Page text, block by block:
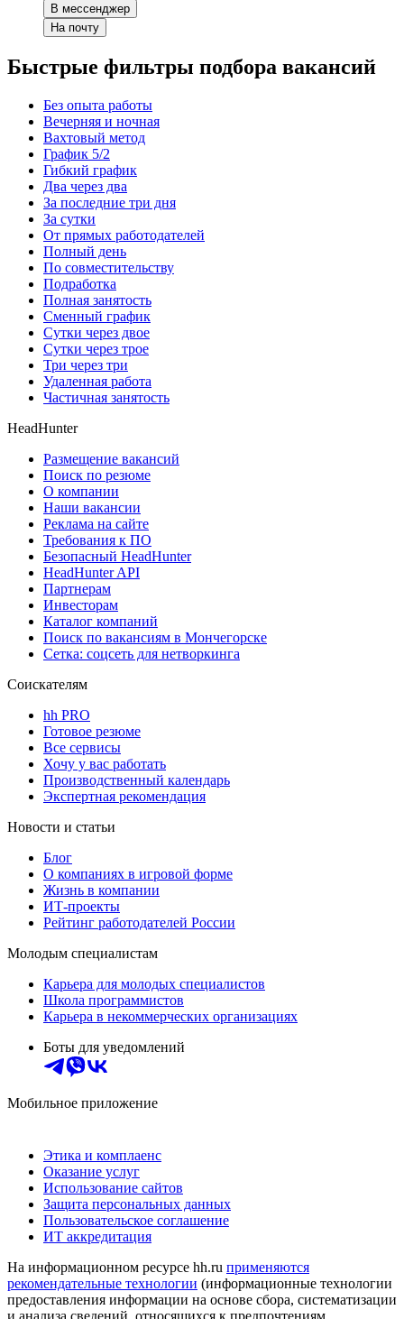
В мессенджер
На почту
Быстрые фильтры подбора вакансий
Без опыта работы
Вечерняя и ночная
Вахтовый метод
График 5/2
Гибкий график
Два через два
За последние три дня
За сутки
От прямых работодателей
Полный день
По совместительству
Подработка
Полная занятость
Сменный график
Сутки через двое
Сутки через трое
Три через три
Удаленная работа
Частичная занятость
HeadHunter
Размещение вакансий
Поиск по резюме
О компании
Наши вакансии
Реклама на сайте
Требования к ПО
Безопасный HeadHunter
HeadHunter API
Партнерам
Инвесторам
Каталог компаний
Поиск по вакансиям в Мончегорске
Сетка: соцсеть для нетворкинга
Соискателям
hh PRO
Готовое резюме
Все сервисы
Хочу у вас работать
Производственный календарь
Экспертная рекомендация
Новости и статьи
Блог
О компаниях в игровой форме
Жизнь в компании
ИТ-проекты
Рейтинг работодателей России
Молодым специалистам
Карьера для молодых специалистов
Школа программистов
Карьера в некоммерческих организациях
Боты для уведомлений
Мобильное приложение
Этика и комплаенс
Оказание услуг
Использование сайтов
Защита персональных данных
Пользовательское соглашение
ИТ аккредитация
На информационном ресурсе hh.ru применяются
рекомендательные технологии (информационные технологии
предоставления информации на основе сбора, систематизации
и анализа сведений, относящихся к предпочтениям